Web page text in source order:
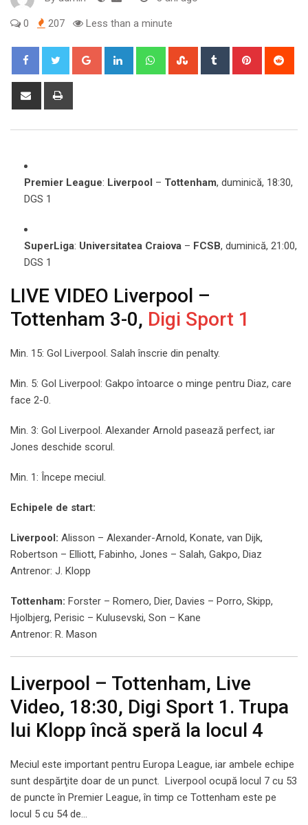
0 207 Less than a minute
Google+ LinkedIn WhatsappStumbleUpon
Tumblr Pinterest
Share
Premier League: Liverpool – Tottenham, duminică, 18:30,
DGS 1
SuperLiga: Universitatea Craiova – FCSB, duminică, 21:00,
DGS 1
LIVE VIDEO Liverpool –
Tottenham 3-0, Digi Sport 1
Min. 15: Gol Liverpool. Salah înscrie din penalty.
Min. 5: Gol Liverpool: Gakpo întoarce o minge pentru Diaz, care
face 2-0.
Min. 3: Gol Liverpool. Alexander Arnold pasează perfect, iar
Jones deschide scorul.
Min. 1: Începe meciul.
Echipele de start:
Liverpool: Alisson – Alexander-Arnold, Konate, van Dijk,
Robertson – Elliott, Fabinho, Jones – Salah, Gakpo, Diaz
Antrenor: J. Klopp
Tottenham: Forster – Romero, Dier, Davies – Porro, Skipp,
Hjolbjerg, Perisic – Kulusevski, Son – Kane
Antrenor: R. Mason
Liverpool – Tottenham, Live
Video, 18:30, Digi Sport 1. Trupa
lui Klopp încă speră la locul 4
Meciul este important pentru Europa League, iar ambele echipe
sunt despărţite doar de un punct. Liverpool ocupă locul 7 cu 53
de puncte în Premier League, în timp ce Tottenham este pe
locul 5 cu 54 de…